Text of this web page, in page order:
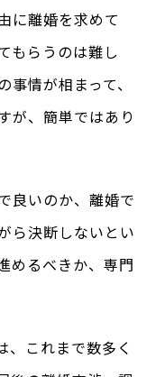
に離婚を求めて
もらうのは難し
情が相まって、
が、簡単ではあり
良いのか、離婚で
ら決断しないとい
めるべきか、専門
、これまで数多く